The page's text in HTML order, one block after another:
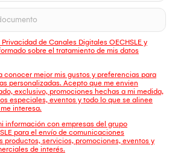
de Canales Digitales OECHSLE y
sobre el tratamiento de mis datos
conocer mejor mis gustos y preferencias para
personalizadas. Acepto que me envien
exclusivo, promociones hechas a mi medida,
especiales, eventos y todo lo que se alinee
interesa.
información con empresas del grupo
para el envío de comunicaciones
productos, servicios, promociones, eventos y
de interés.